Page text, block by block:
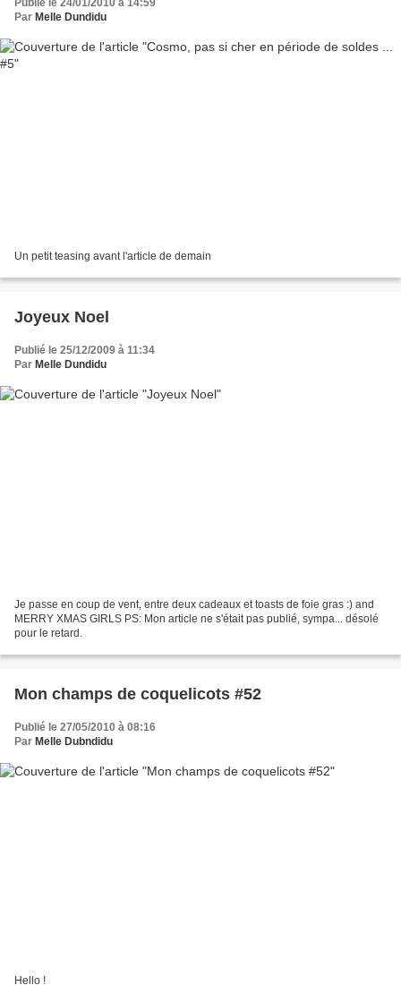
Par Melle Dundidu
Un petit teasing avant l'article de demain
Joyeux Noel
Publié le 25/12/2009 à 11:34
Par Melle Dundidu
Je passe en coup de vent, entre deux cadeaux et toasts de foie gras :) and
MERRY XMAS GIRLS PS: Mon article ne s'était pas publié, sympa... désolé
pour le retard.
Mon champs de coquelicots #52
Publié le 27/05/2010 à 08:16
Par Melle Dubndidu
Hello !